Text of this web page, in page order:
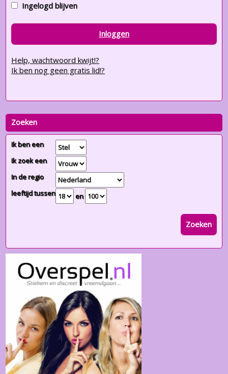
Ingelogd blijven
Inloggen
Help, wachtwoord kwijt!?
Ik ben nog geen gratis lid!?
Zoeken
Ik ben een
Ik zoek een
In de regio
leeftijd tussen
en
Zoeken